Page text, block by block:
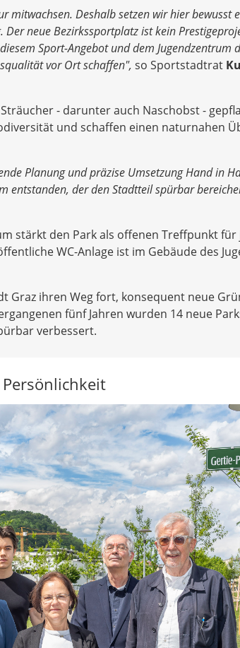
mitwachsen. Deshalb setzen wir hier bewusst
neue Bezirkssportplatz ist kein
Sport-Angebot und dem Jugendzentrum
vor Ort schaffen", so Sportstadtrat
- darunter auch Naschobst -
und schaffen einen naturnahen
Planung und präzise Umsetzung Hand in
entstanden, der den Stadtteil spürbar
stärkt den Park als offenen Treffpunkt für
WC-Anlage ist im Gebäude des
Graz ihren Weg fort, konsequent neue
fünf Jahren wurden 14 neue
verbessert.